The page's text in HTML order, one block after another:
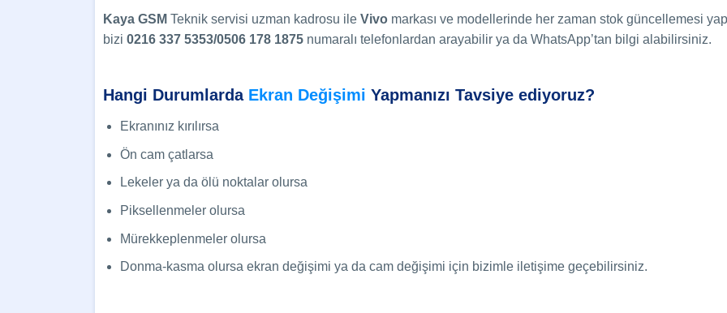
Kaya GSM Teknik servisi uzman kadrosu ile Vivo markası ve modellerinde her zaman stok güncellemesi
bizi 0216 337 5353/0506 178 1875 numaralı telefonlardan arayabilir ya da WhatsApp’tan bilgi alabilirsiniz.
Hangi Durumlarda Ekran Değişimi Yapmanızı Tavsiye ediyoruz?
Ekranınız kırılırsa
Ön cam çatlarsa
Lekeler ya da ölü noktalar olursa
Piksellenmeler olursa
Mürekkeplenmeler olursa
Donma-kasma olursa ekran değişimi ya da cam değişimi için bizimle iletişime geçebilirsiniz.